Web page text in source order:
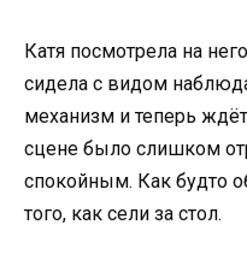
Катя посмотрела на
сидела с видом
механизм и теперь
сцене было слишком
спокойным. Как будто
того, как сели за стол.